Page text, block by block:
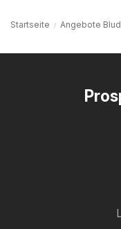
Startseite Angebote